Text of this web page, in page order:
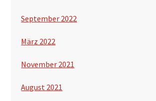
September 2022
März 2022
November 2021
August 2021